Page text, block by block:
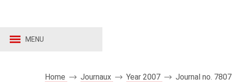
MENU
Home Journaux Year 2007 Journal no. 7807